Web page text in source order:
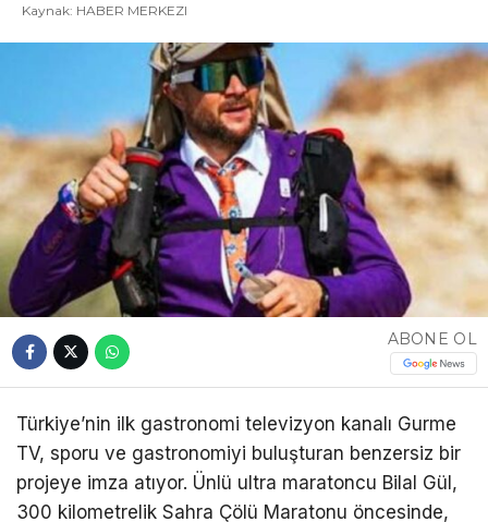
Kaynak: HABER MERKEZI
ABONE OL
Türkiye’nin ilk gastronomi televizyon kanalı Gurme
TV, sporu ve gastronomiyi buluşturan benzersiz bir
projeye imza atıyor. Ünlü ultra maratoncu Bilal Gül,
300 kilometrelik Sahra Çölü Maratonu öncesinde,